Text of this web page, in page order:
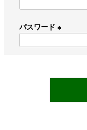
パスワード
)